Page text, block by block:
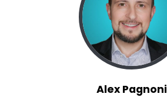
Alex Pagnoni